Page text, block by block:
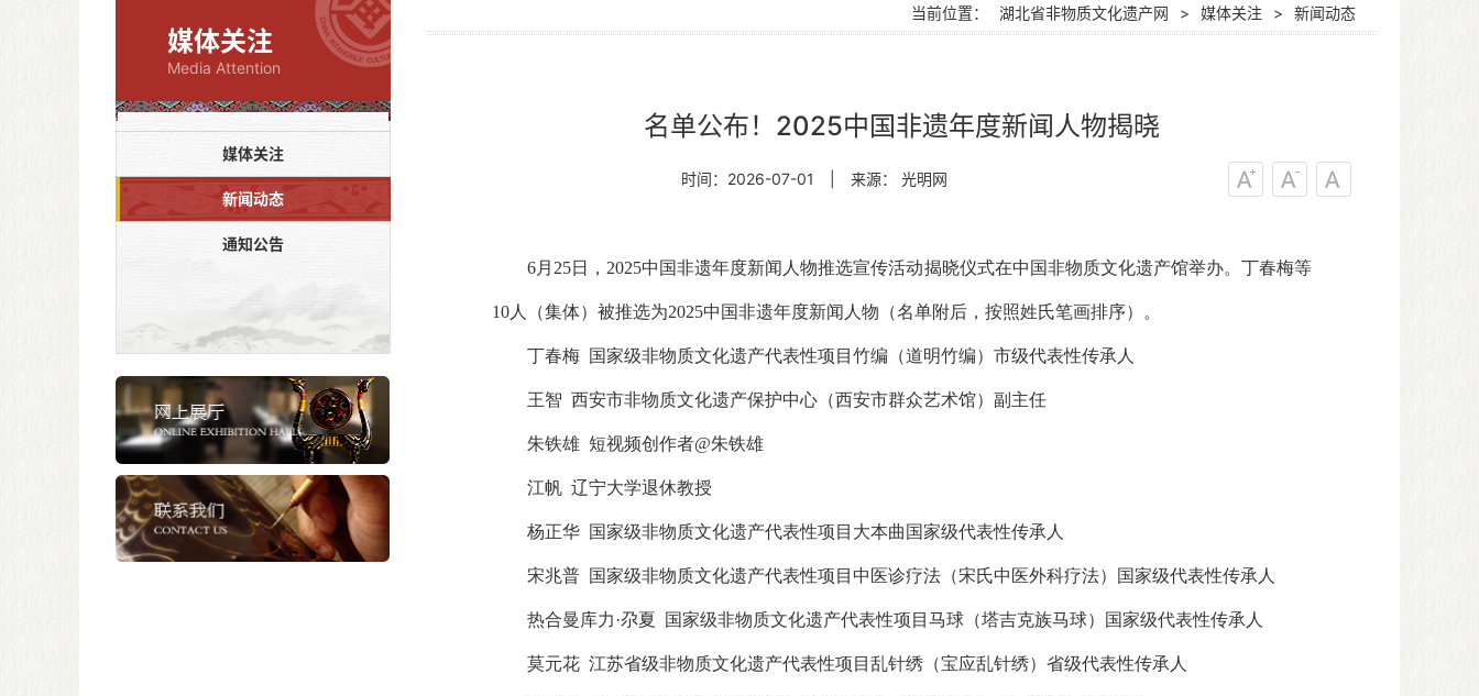
媒体关注
Media Attention
媒体关注
新闻动态
通知公告
当前位置： 湖北省非物质文化遗产网 > 媒体关注 > 新闻动态
名单公布！2025中国非遗年度新闻人物揭晓
时间：2026-07-01 来源： 光明网
6月25日，2025中国非遗年度新闻人物推选宣传活动揭晓仪式在中国非物质文化遗产馆举办。丁春梅等
10人（集体）被推选为2025中国非遗年度新闻人物（名单附后，按照姓氏笔画排序）。
丁春梅 国家级非物质文化遗产代表性项目竹编（道明竹编）市级代表性传承人
王智 西安市非物质文化遗产保护中心（西安市群众艺术馆）副主任
朱铁雄 短视频创作者@朱铁雄
江帆 辽宁大学退休教授
杨正华 国家级非物质文化遗产代表性项目大本曲国家级代表性传承人
宋兆普 国家级非物质文化遗产代表性项目中医诊疗法（宋氏中医外科疗法）国家级代表性传承人
热合曼库力·尕夏 国家级非物质文化遗产代表性项目马球（塔吉克族马球）国家级代表性传承人
莫元花 江苏省级非物质文化遗产代表性项目乱针绣（宝应乱针绣）省级代表性传承人